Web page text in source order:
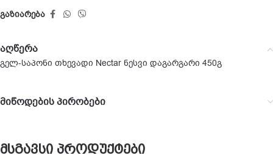
გაზიარება
აღწერა
გელ-საპონი თხევადი Nectar ნესვი დაგარგარი 450გ
მიწოდების პირობები
მსგავსი პროდუქტები